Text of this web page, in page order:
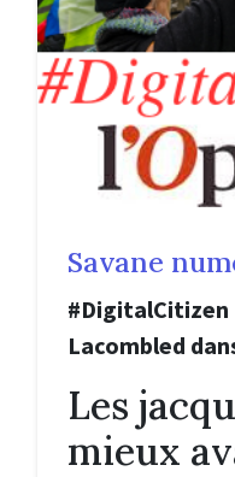
Savane
#DigitalCitizen
Lacombled
Les
mieux